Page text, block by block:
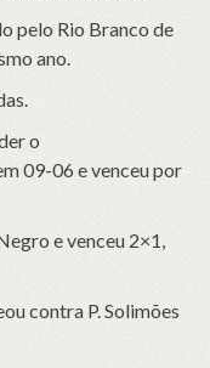
pelo Rio Branco de
ano.
o
09-06 e venceu por
e venceu 2×1,
contra P. Solimões